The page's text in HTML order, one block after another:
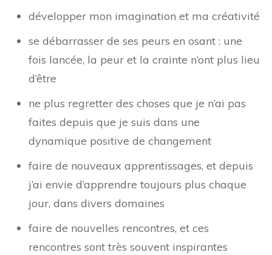
développer mon imagination et ma créativité
se débarrasser de ses peurs en osant : une
fois lancée, la peur et la crainte n’ont plus lieu
d’être
ne plus regretter des choses que je n’ai pas
faites depuis que je suis dans une
dynamique positive de changement
faire de nouveaux apprentissages, et depuis
j’ai envie d’apprendre toujours plus chaque
jour, dans divers domaines
faire de nouvelles rencontres, et ces
rencontres sont très souvent inspirantes